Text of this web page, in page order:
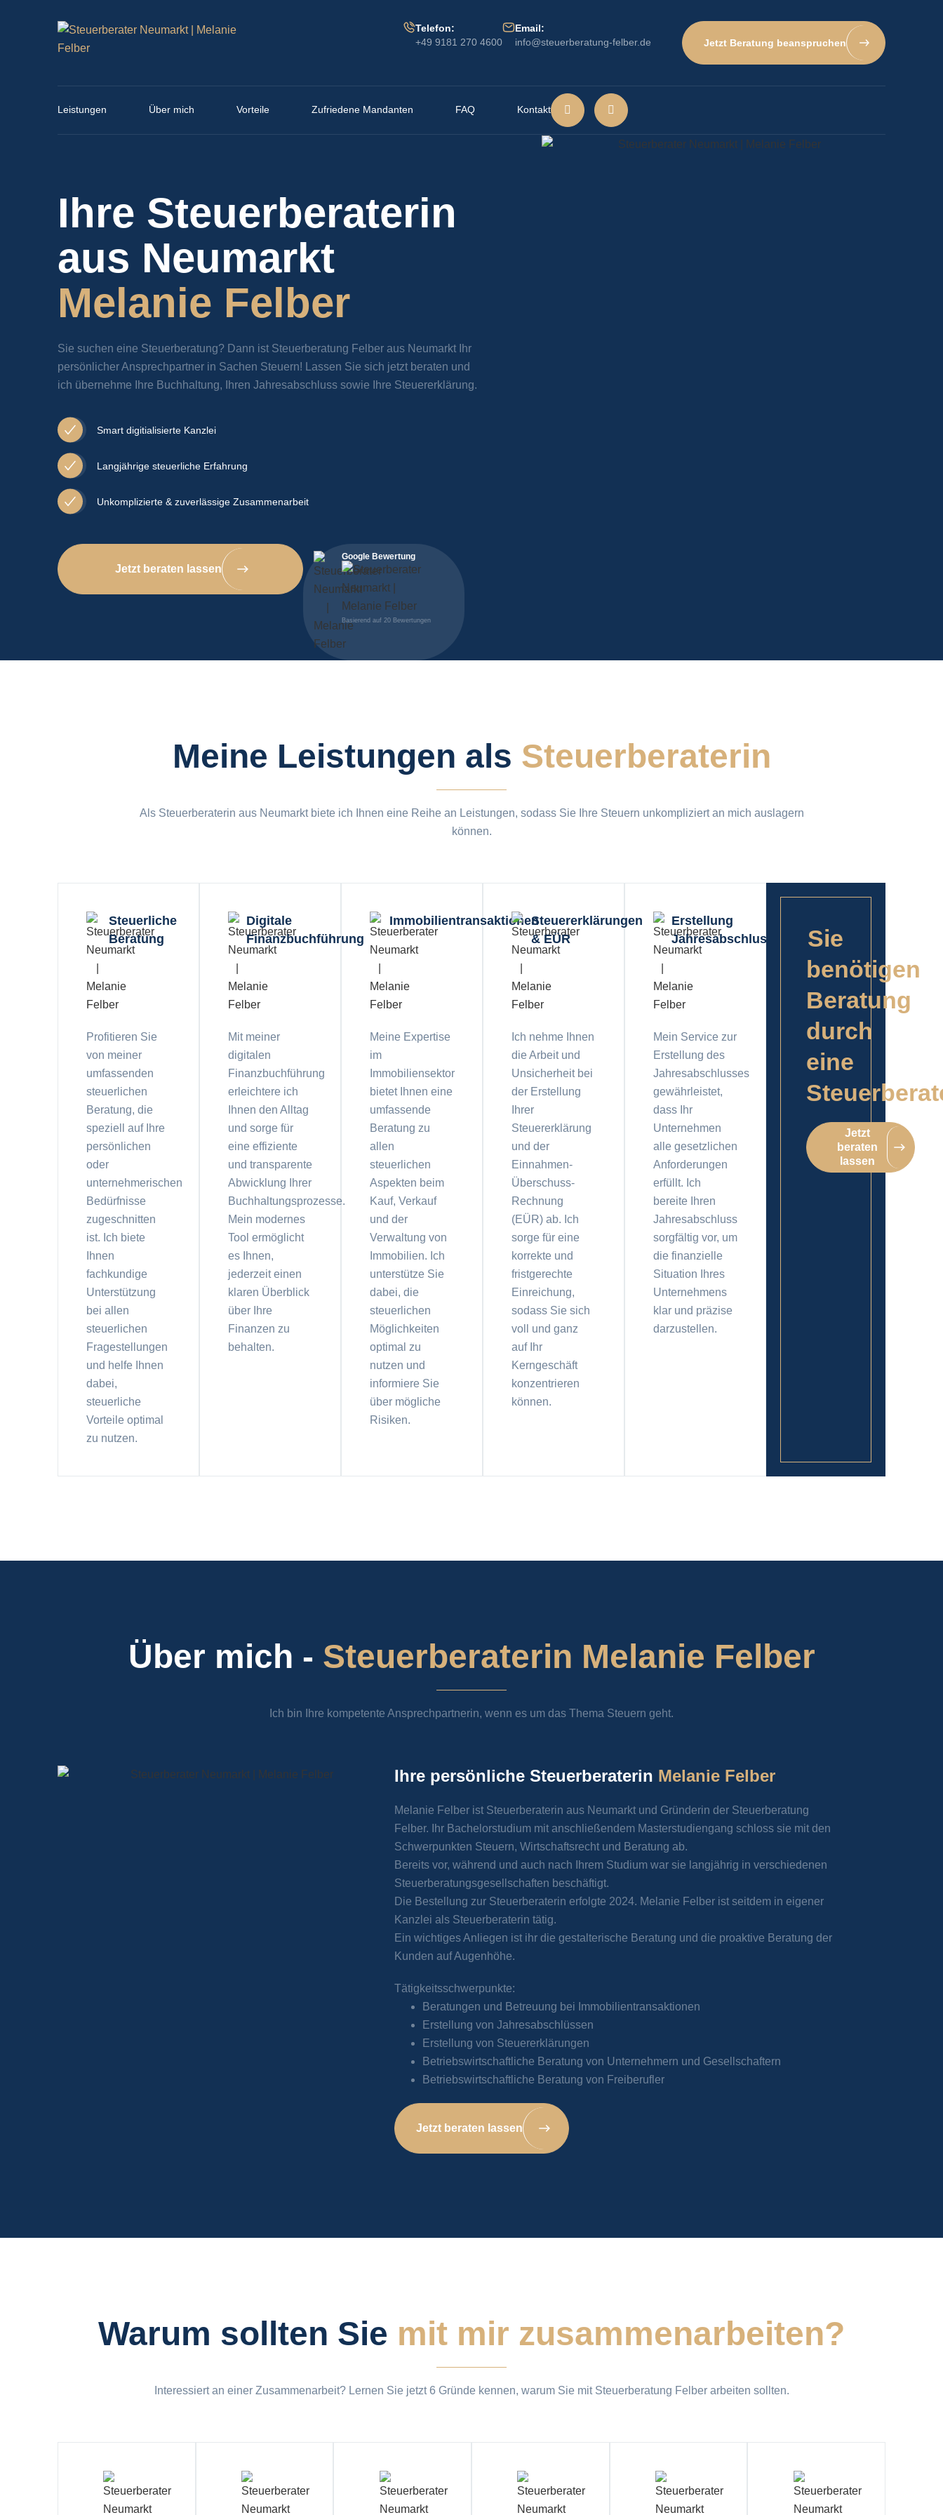
Telefon:
+49 9181 270 4600
Email:
info@steuerberatung-felber.de
Jetzt Beratung beanspruchen
Leistungen Über mich Vorteile Zufriedene Mandanten FAQ Kontakt
Ihre Steuerberaterin
aus Neumarkt
Melanie Felber
Sie suchen eine Steuerberatung? Dann ist Steuerberatung Felber aus Neumarkt Ihr
persönlicher Ansprechpartner in Sachen Steuern!
Lassen Sie sich jetzt beraten und
ich übernehme Ihre Buchhaltung, Ihren Jahresabschluss sowie Ihre Steuererklärung.
Smart digitialisierte Kanzlei
Langjährige steuerliche Erfahrung
Unkomplizierte & zuverlässige Zusammenarbeit
Jetzt beraten lassen
Google Bewertung
Basierend auf 20 Bewertungen
Meine Leistungen als Steuerberaterin
Als Steuerberaterin aus Neumarkt biete ich Ihnen eine Reihe an Leistungen, sodass Sie Ihre Steuern unkompliziertan mich auslagern
können.
Steuerliche
Beratung
Profitieren Sie
von meiner
umfassenden
steuerlichen
Beratung, die
speziell auf Ihre
persönlichen
oder
unternehmerischen
Bedürfnisse
zugeschnitten
ist. Ich biete
Ihnen
fachkundige
Unterstützung
bei allen
steuerlichen
Fragestellungen
und helfe Ihnen
dabei,
steuerliche
Vorteile optimal
zu nutzen.
Digitale
Finanzbuchführung
Mit meiner
digitalen
Finanzbuchführung
erleichtere ich
Ihnen den Alltag
und sorge für
eine effiziente
und transparente
Abwicklung Ihrer
Buchhaltungsprozesse.
Mein modernes
Tool ermöglicht
es Ihnen,
jederzeit einen
klaren Überblick
über Ihre
Finanzen zu
behalten.
Immobilientransaktionen
Meine Expertise
im
Immobiliensektor
bietet Ihnen eine
umfassende
Beratung zu
allen
steuerlichen
Aspekten beim
Kauf, Verkauf
und der
Verwaltung von
Immobilien. Ich
unterstütze Sie
dabei, die
steuerlichen
Möglichkeiten
optimal zu
nutzen und
informiere Sie
über mögliche
Risiken.
Steuererklärungen
& EÜR
Ich nehme Ihnen
die Arbeit und
Unsicherheit bei
der Erstellung
Ihrer
Steuererklärung
und der
Einnahmen-
Überschuss-
Rechnung
(EÜR) ab. Ich
sorge für eine
korrekte und
fristgerechte
Einreichung,
sodass Sie sich
voll und ganz
auf Ihr
Kerngeschäft
konzentrieren
können.
Erstellung
Jahresabschluss
Mein Service zur
Erstellung des
Jahresabschlusses
gewährleistet,
dass Ihr
Unternehmen
alle gesetzlichen
Anforderungen
erfüllt. Ich
bereite Ihren
Jahresabschluss
sorgfältig vor, um
die finanzielle
Situation Ihres
Unternehmens
klar und präzise
darzustellen.
Sie
benötigen
Beratung
durch
eine
Jetzt
beraten
lassen
Über mich - Steuerberaterin Melanie Felber
Ich bin Ihre kompetente Ansprechpartnerin, wenn es um das Thema Steuern geht.
Ihre persönliche Steuerberaterin Melanie Felber
Melanie Felber ist Steuerberaterin aus Neumarkt und Gründerin der Steuerberatung
Felber.
Ihr Bachelorstudium mit anschließendem Masterstudiengang schloss sie mit den
Schwerpunkten Steuern, Wirtschaftsrecht und Beratung ab.
Bereits vor, während und auch nach Ihrem Studium war sie langjährig in verschiedenen
Steuerberatungsgesellschaften beschäftigt.
Die Bestellung zur Steuerberaterin erfolgte 2024. Melanie Felber ist seitdem in eigener
Kanzlei als Steuerberaterin tätig.
Ein wichtiges Anliegen ist ihr die gestalterische Beratung und die proaktive Beratung der
Kunden auf Augenhöhe.
Tätigkeitsschwerpunkte:
Beratungen und Betreuung bei Immobilientransaktionen
Erstellung von Jahresabschlüssen
Erstellung von Steuererklärungen
Betriebswirtschaftliche Beratung von Unternehmern und Gesellschaftern
Betriebswirtschaftliche Beratung von Freiberufler
Jetzt beraten lassen
Warum sollten Sie mit mir zusammenarbeiten?
Interessiert an einer Zusammenarbeit? Lernen Sie jetzt 6 Gründe kennen, warum Sie mit Steuerberatung Felber arbeiten sollten.